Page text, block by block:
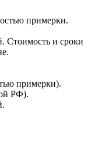
примерки.
Стоимость и сроки
примерки).
РФ).